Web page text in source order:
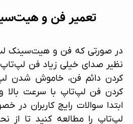
تعمیر فن و
در صورتی که فن و هیت‌سینک
نظیر صدای خیلی زیاد فن
کردن دائم فن، خاموش شدن
کردن فن لپ‌تاپ با سرعت
ابتدا سوالات رایج کاربران
لپ‌تاپ را مطالعه کنید تا از